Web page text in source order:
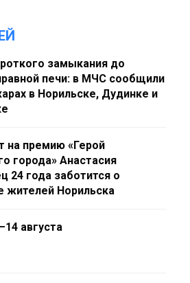
замыкания до
печи: в МЧС сообщили
в Норильске, Дудинке и
на премию «Герой
города» Анастасия
24 года заботится о
жителей Норильска
августа